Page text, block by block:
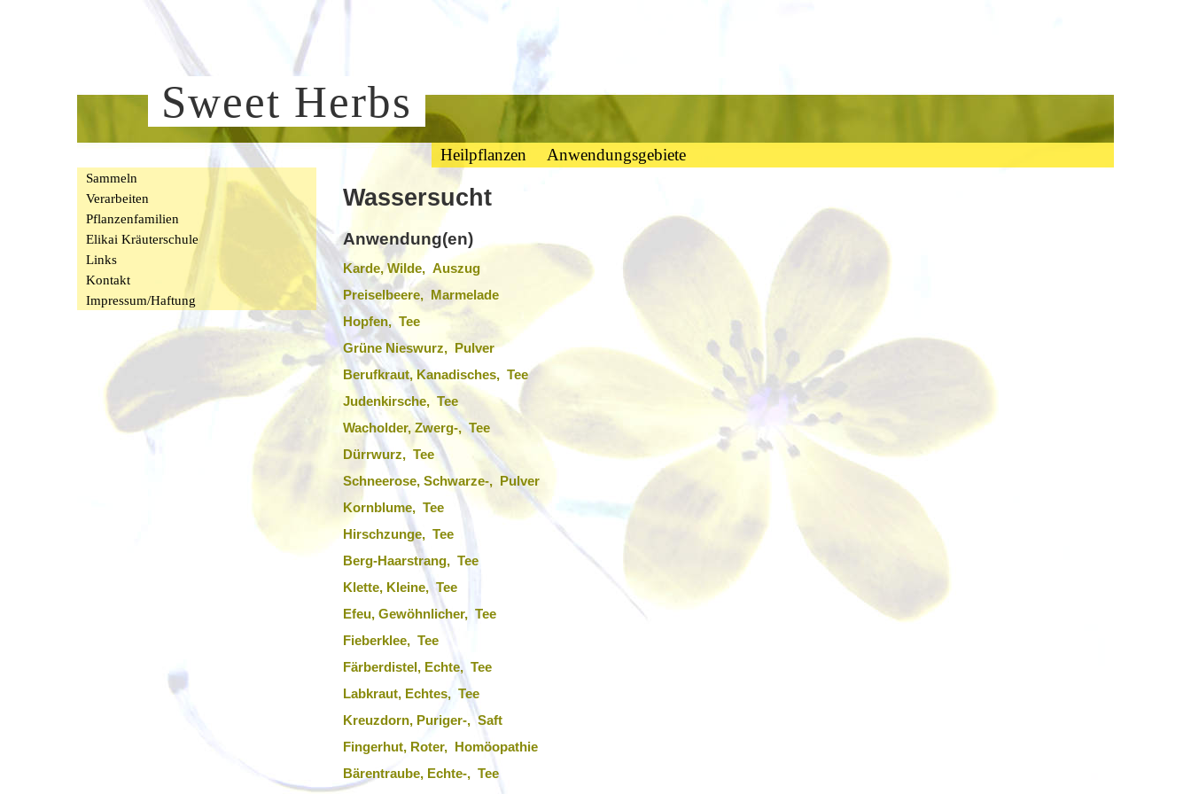
Sweet Herbs
Heilpflanzen Anwendungsgebiete
Sammeln
Verarbeiten
Pflanzenfamilien
Elikai Kräuterschule
Links
Kontakt
Impressum/Haftung
Wassersucht
Anwendung(en)
Karde, Wilde, Auszug
Preiselbeere, Marmelade
Hopfen, Tee
Grüne Nieswurz, Pulver
Berufkraut, Kanadisches, Tee
Judenkirsche, Tee
Wacholder, Zwerg-, Tee
Dürrwurz, Tee
Schneerose, Schwarze-, Pulver
Kornblume, Tee
Hirschzunge, Tee
Berg-Haarstrang, Tee
Klette, Kleine, Tee
Efeu, Gewöhnlicher, Tee
Fieberklee, Tee
Färberdistel, Echte, Tee
Labkraut, Echtes, Tee
Kreuzdorn, Puriger-, Saft
Fingerhut, Roter, Homöopathie
Bärentraube, Echte-, Tee